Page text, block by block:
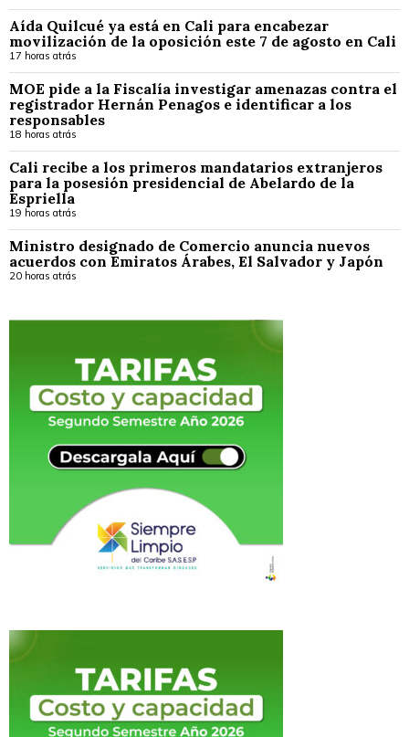
Aída Quilcué ya está en Cali para encabezar
movilización de la oposición este 7 de agosto en Cali
17 horas atrás
MOE pide a la Fiscalía investigar amenazas contra el
registrador Hernán Penagos e identificar a los
responsables
18 horas atrás
Cali recibe a los primeros mandatarios extranjeros
para la posesión presidencial de Abelardo de la
Espriella
19 horas atrás
Ministro designado de Comercio anuncia nuevos
acuerdos con Emiratos Árabes, El Salvador y Japón
20 horas atrás